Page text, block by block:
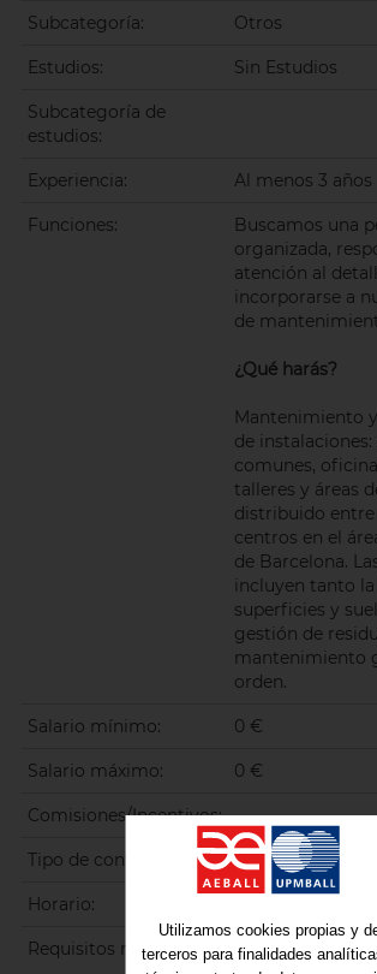
Subcategoría: Otros
Estudios: Sin Estudios
Subcategoría de
estudios:
Experiencia: Al menos 3 años
Funciones:
Buscamos una
organizada,
atención al
incorporarse a
de
¿Qué harás?
Mantenimiento
de instalaciones:
comunes,
talleres y áreas
distribuido
centros en el
de Barcelona.
incluyen tanto
superficies y
gestión de
mantenimiento
orden.
Salario mínimo: 0 €
Salario máximo: 0 €
Comisiones/Incentivos:
Tipo de contrato: A tiempo parcial
Horario:
Requisitos mínimos:
- Buscamos una
Utilizamos cookies propias y
terceros para finalidades